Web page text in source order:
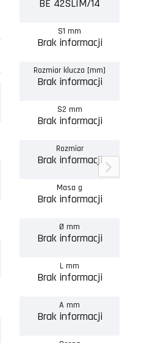
BE 42SLIM/14
S1 mm
Brak informacji
Rozmiar klucza [mm]
Brak informacji
S2 mm
Brak informacji
Rozmiar
Brak informacji
Masa g
Brak informacji
Ø mm
Brak informacji
L mm
Brak informacji
A mm
Brak informacji